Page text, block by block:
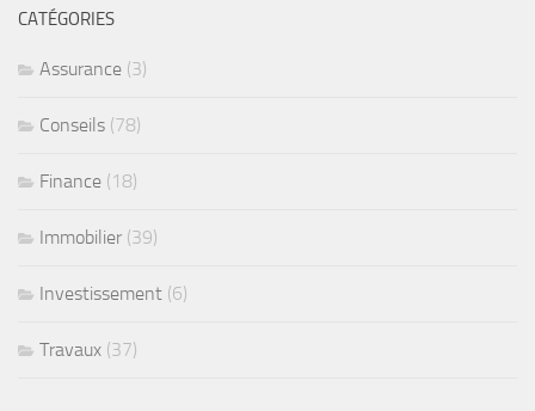
CATÉGORIES
Assurance (3)
Conseils (78)
Finance (18)
Immobilier (39)
Investissement (6)
Travaux (37)